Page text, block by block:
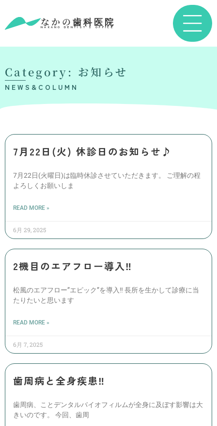
なかの歯科医院
NAKANO DENTIST’S OFFICE
Category: お知らせ
NEWS&COLUMN
7月22日(火) 休診日のお知らせ♪
7月22日(火曜日)は臨時休診させていただきます。 ご理解の程
よろしくお願いしま
READ MORE »
6月 29, 2025
2機目のエアフロー導入‼️
松風のエアフロー”エピック”を導入‼️ 長所を生かして診療に当
たりたいと思います
READ MORE »
6月 7, 2025
歯周病と全身疾患‼️
歯周病、ことデンタルバイオフィルムが全身に及ぼす影響は大
きいのです。 今回、歯周